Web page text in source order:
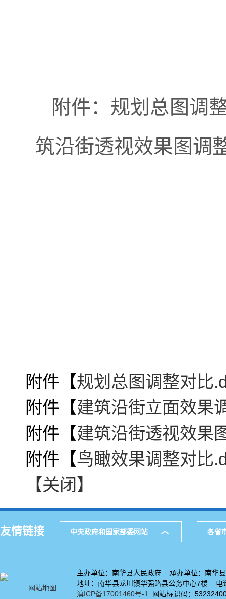
附件：规划总图调
筑沿街透视效果图调
附件【规划总图调整对比
附件【建筑沿街立面效果
附件【建筑沿街透视效果
附件【鸟瞰效果调整对比
【关闭】
友情链接 中央政府和国家部委网站 各省
网站地图
主办单位：南华县人民政府 承办单位：南华
地址：南华县龙川镇华强路县公务中心7楼
滇ICP备17001460号-1 网站标识码：